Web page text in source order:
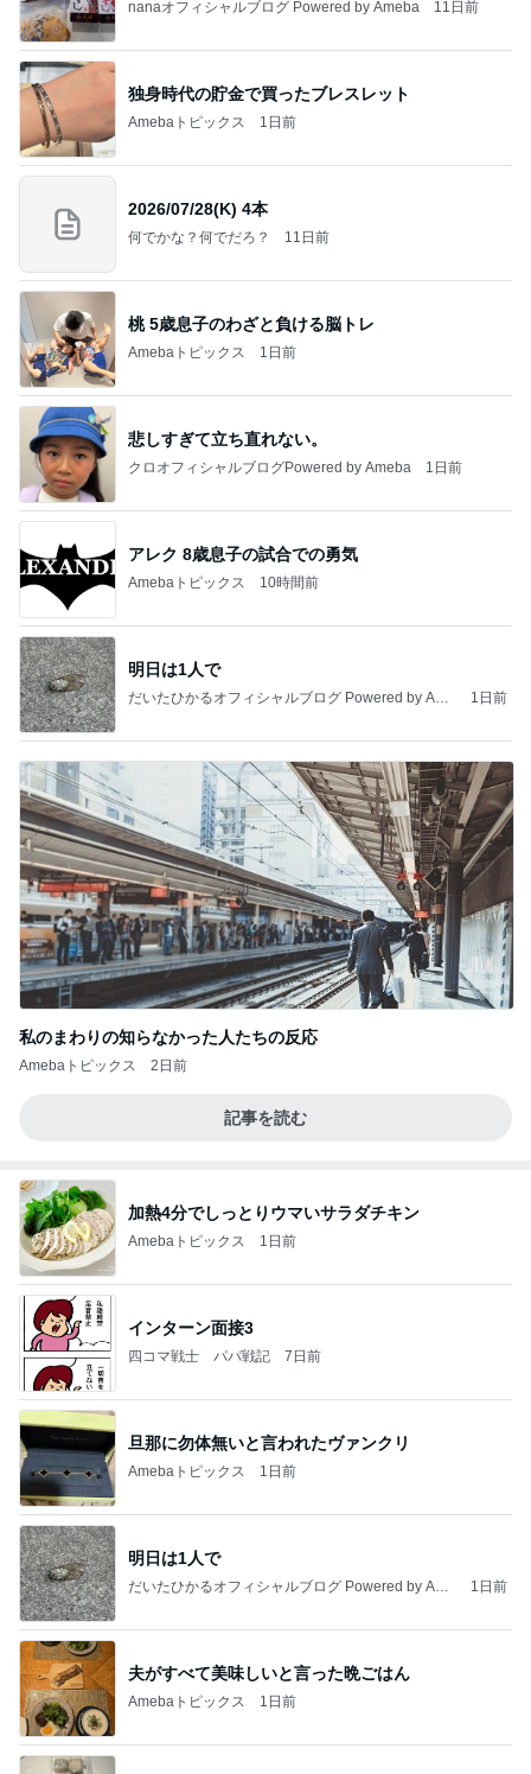
nanaオフィシャルブログ Powered by Ameba 11日前
独身時代の貯金で買ったブレスレット
Amebaトピックス 1日前
2026/07/28(K) 4本
何でかな？何でだろ？ 11日前
桃 5歳息子のわざと負ける脳トレ
Amebaトピックス 1日前
悲しすぎて立ち直れない。
クロオフィシャルブログPowered by Ameba 1日前
アレク 8歳息子の試合での勇気
Amebaトピックス 10時間前
明日は1人で
だいたひかるオフィシャルブログ Powered by Ame
1日前
私のまわりの知らなかった人たちの反応
Amebaトピックス 2日前
記事を読む
加熱4分でしっとりウマいサラダチキン
Amebaトピックス 1日前
インターン面接3
四コマ戦士 パパ戦記 7日前
旦那に勿体無いと言われたヴァンクリ
Amebaトピックス 1日前
明日は1人で
だいたひかるオフィシャルブログ Powered by Ame
1日前
夫がすべて美味しいと言った晩ごはん
Amebaトピックス 1日前